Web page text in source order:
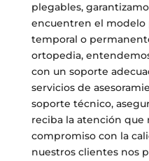
plegables,
encuentren el modelo
temporal o
ortopedia,
con un soporte
servicios de
soporte técnico,
reciba la atención que
compromiso con la
nuestros clientes nos